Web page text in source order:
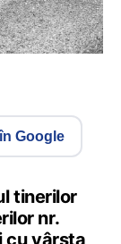
Google
tinerilor
nr.